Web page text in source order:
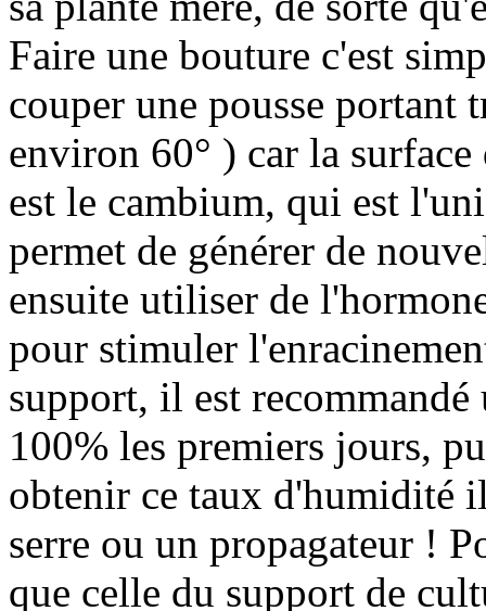
Faire une bouture c'est
couper une pousse
environ 60° ) car la
est le cambium, qui est
permet de générer de
ensuite utiliser de
pour stimuler
support, il est
100% les premiers jours,
obtenir ce taux d'humidité
serre ou un propagateur !
que celle du support de